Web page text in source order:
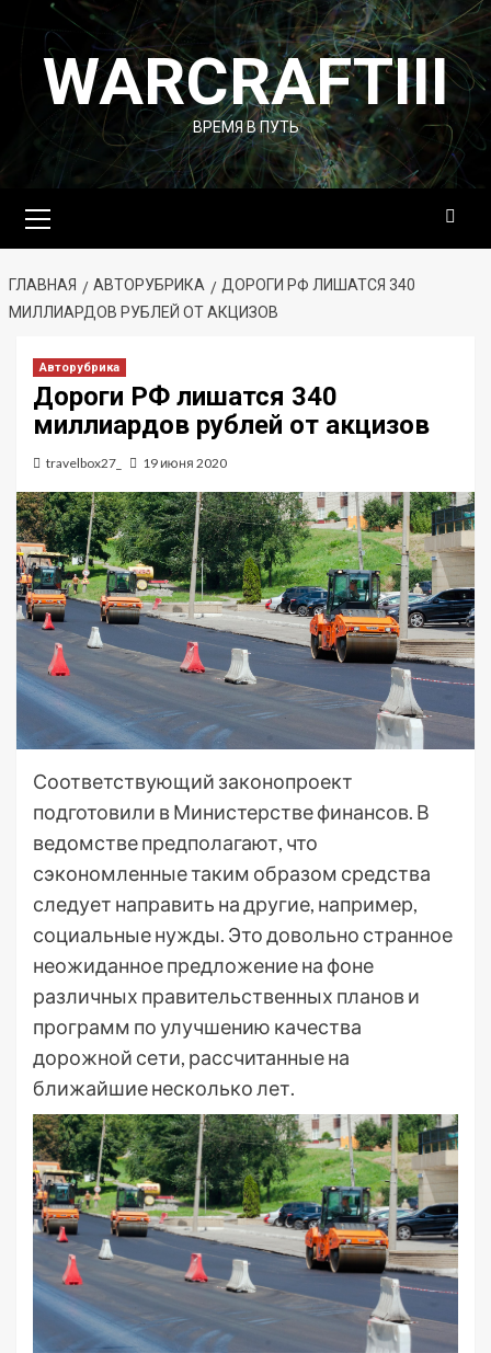
Перейти
содержимому
WARCRAFTIII
ВРЕМЯ В ПУТЬ
меню
ГЛАВНАЯ АВТОРУБРИКА
ДОРОГИ РФ ЛИШАТСЯ 340
МИЛЛИАРДОВ РУБЛЕЙ ОТ АКЦИЗОВ
Авторубрика
Дороги РФ лишатся 340
миллиардов рублей от акцизов
travelbox27_ 19 июня 2020
Соответствующий законопроект
подготовили в Министерстве финансов. В
ведомстве предполагают, что
сэкономленные таким образом средства
следует направить на другие, например,
социальные нужды. Это довольно странное
неожиданное предложение на фоне
различных правительственных планов и
программ по улучшению качества
дорожной сети, рассчитанные на
ближайшие несколько лет.